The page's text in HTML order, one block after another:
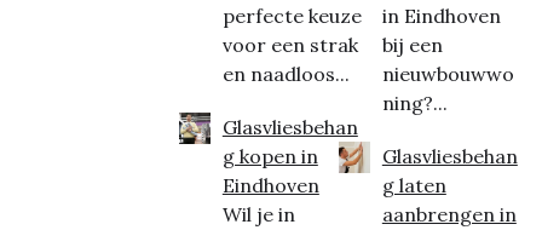
perfecte keuze
voor een strak
en naadloos...
Glasvliesbehan
g kopen in
Eindhoven
Wil je in
in Eindhoven
bij een
nieuwbouwwo
ning?...
Glasvliesbehan
g laten
aanbrengen in